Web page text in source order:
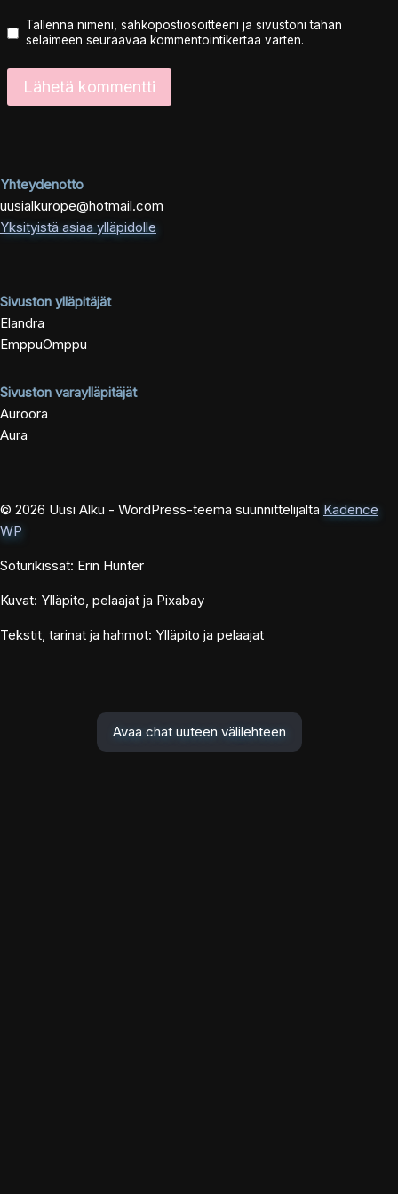
Tallenna nimeni, sähköpostiosoitteeni ja sivustoni tähän
selaimeen seuraavaa kommentointikertaa varten.
Yhteydenotto
uusialkurope@hotmail.com
Yksityistä asiaa ylläpidolle
Sivuston ylläpitäjät
Elandra
EmppuOmppu
Sivuston varaylläpitäjät
Auroora
Aura
© 2026 Uusi Alku - WordPress-teema suunnittelijalta Kadence
WP
Soturikissat: Erin Hunter
Kuvat: Ylläpito, pelaajat ja Pixabay
Tekstit, tarinat ja hahmot: Ylläpito ja pelaajat
Avaa chat uuteen välilehteen